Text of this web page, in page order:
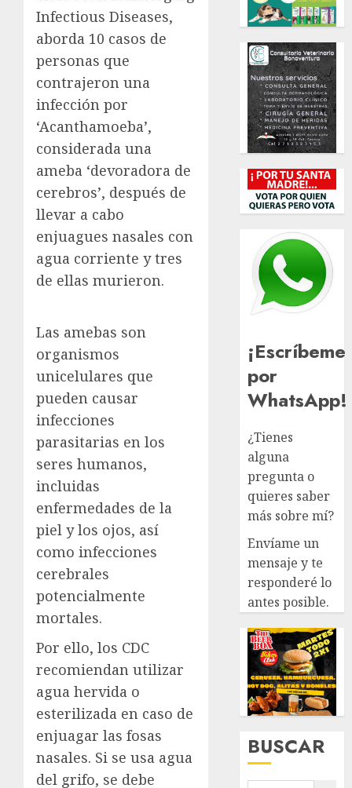
Infectious Diseases,
aborda 10 casos de
personas que
contrajeron una
infección por
‘Acanthamoeba’,
considerada una
ameba ‘devoradora de
cerebros’, después de
llevar a cabo
enjuagues nasales con
agua corriente y tres
de ellas murieron.
Las amebas son
organismos
unicelulares que
pueden causar
infecciones
parasitarias en los
seres humanos,
incluidas
enfermedades de la
piel y los ojos, así
como infecciones
cerebrales
potencialmente
mortales.
Por ello, los CDC
recomiendan utilizar
agua hervida o
esterilizada en caso de
enjuagar las fosas
nasales. Si se usa agua
del grifo, se debe
¡Escríbeme
por
WhatsApp!
¿Tienes
alguna
pregunta o
quieres saber
más sobre mí?
Envíame un
mensaje y te
responderé lo
antes posible.
BUSCAR